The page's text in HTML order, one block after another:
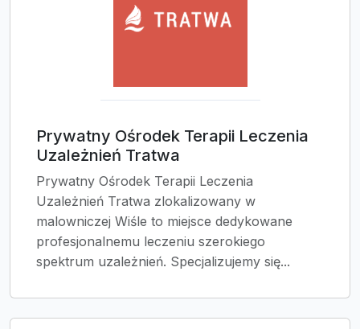
Prywatny Ośrodek Terapii Leczenia
Uzależnień Tratwa
Prywatny Ośrodek Terapii Leczenia
Uzależnień Tratwa zlokalizowany w
malowniczej Wiśle to miejsce dedykowane
profesjonalnemu leczeniu szerokiego
spektrum uzależnień. Specjalizujemy się...